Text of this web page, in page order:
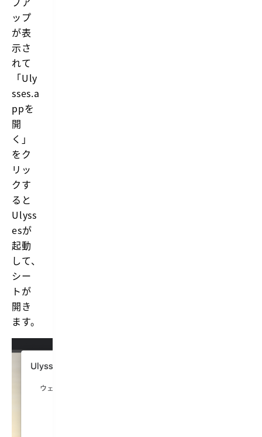
ップ
が表
示さ
れて
「Uly
sses.a
ppを
開
く」
をク
リッ
クす
ると
Ulyss
esが
起動
して、
シー
トが
開き
ます。